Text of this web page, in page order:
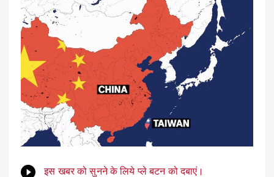
इस खबर को सुनने के लिये प्ले बटन को दबाएं।